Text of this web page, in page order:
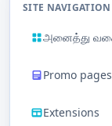
SITE NAVIGATION
அனைத்து
Promo pages
Extensions